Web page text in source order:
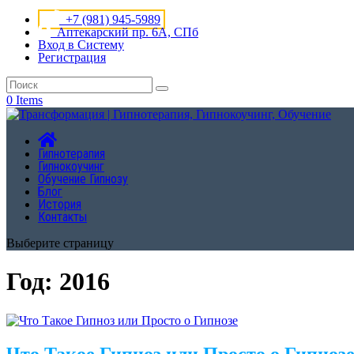
+7 (981) 945-5989
Аптекарский пр. 6А, СПб
Вход в Систему
Регистрация
0 Items
Гипнотерапия
Гипнокоучинг
Обучение Гипнозу
Блог
История
Контакты
Выберите страницу
Год: 2016